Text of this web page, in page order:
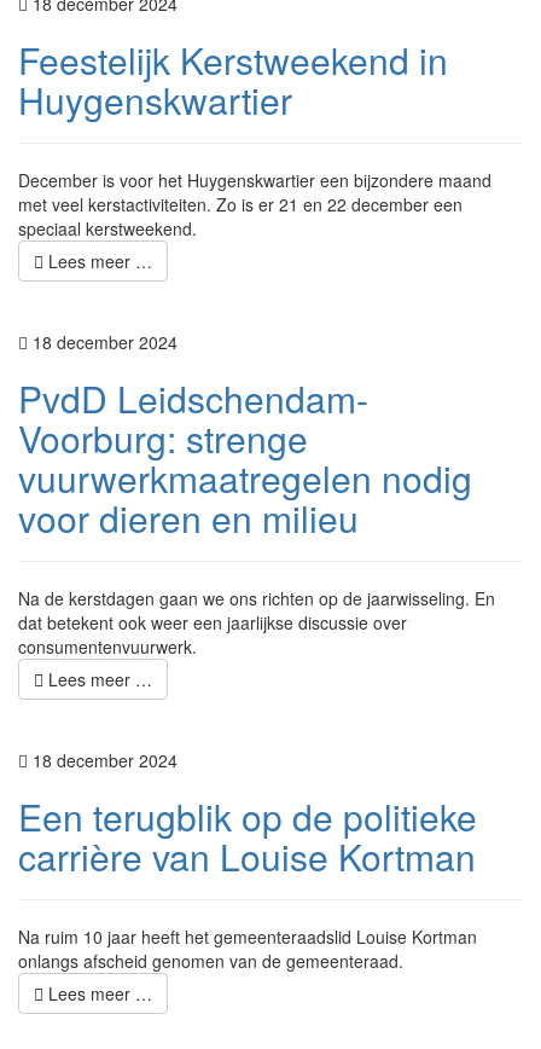
Feestelijk Kerstweekend in
Huygenskwartier
December is voor het Huygenskwartier een bijzondere maand
met veel kerstactiviteiten. Zo is er 21 en 22 december een
speciaal kerstweekend.
Lees meer …
18 december 2024
PvdD Leidschendam-
Voorburg: strenge
vuurwerkmaatregelen nodig
voor dieren en milieu
Na de kerstdagen gaan we ons richten op de jaarwisseling. En
dat betekent ook weer een jaarlijkse discussie over
consumentenvuurwerk.
Lees meer …
18 december 2024
Een terugblik op de politieke
carrière van Louise Kortman
Na ruim 10 jaar heeft het gemeenteraadslid Louise Kortman
onlangs afscheid genomen van de gemeenteraad.
Lees meer …